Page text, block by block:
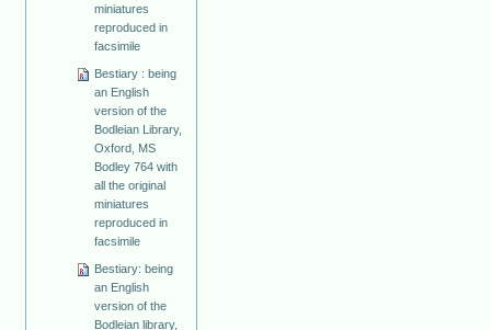
miniatures
reproduced in
facsimile
Bestiary : being
an English
version of the
Bodleian Library,
Oxford, MS
Bodley 764 with
all the original
miniatures
reproduced in
facsimile
Bestiary: being
an English
version of the
Bodleian library,